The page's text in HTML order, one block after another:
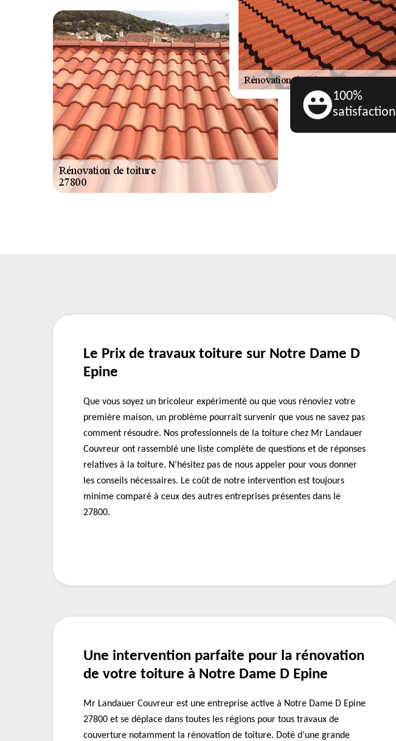
100%
satisfaction
Le Prix de travaux toiture sur Notre Dame D
Epine
Que vous soyez un bricoleur expérimenté ou que vous rénoviez votre
première maison, un problème pourrait survenir que vous ne savez pas
comment résoudre. Nos professionnels de la toiture chez Mr Landauer
Couvreur ont rassemblé une liste complète de questions et de réponses
relatives à la toiture. N’hésitez pas de nous appeler pour vous donner
les conseils nécessaires. Le coût de notre intervention est toujours
minime comparé à ceux des autres entreprises présentes dans le
27800.
Une intervention parfaite pour la rénovation
de votre toiture à Notre Dame D Epine
Mr Landauer Couvreur est une entreprise active à Notre Dame D Epine
27800 et se déplace dans toutes les régions pour tous travaux de
couverture notamment la rénovation de toiture. Doté d’une grande